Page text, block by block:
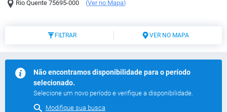
Rio Quente 75695-000 (Ver no Mapa)
FILTRAR VER NO MAPA
Não encontramos disponibilidade para o período
selecionado.
Selecione um novo período e verifique a disponibilidade.
Modifique sua busca